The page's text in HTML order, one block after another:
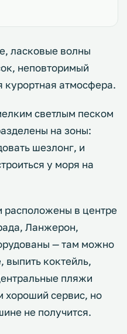
ласковые волны
неповторимый
курортная атмосфера.
светлым песком
на зоны:
шезлонг, и
у моря на
в центре
Ланжерон,
— там можно
выпить коктейль,
пляжи
хороший сервис, но
не получится.